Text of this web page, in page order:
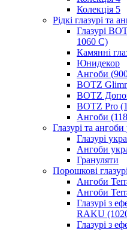
Колекція 5
Рідкі глазурі та
Глазурі
1060 C)
Камянні
Юнидекор
Ангоби
BOTZ
BOTZ
BOTZ Pro
Ангоби
Глазурі та
Глазурі
Ангоби
Грануляти
Порошкові
Ангоби
Ангоби
Глазурі з
RAKU
Глазурі з